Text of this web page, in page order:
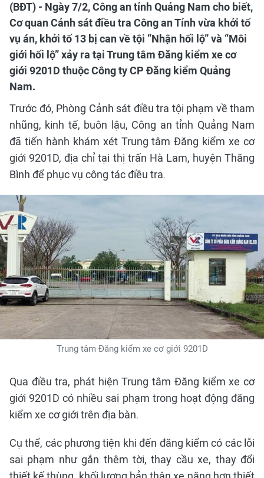
(BĐT) - Ngày 7/2, Công an tỉnh Quảng Nam cho biết,
Cơ quan Cảnh sát điều tra Công an Tỉnh vừa khởi tố
vụ án, khởi tố 13 bị can về tội “Nhận hối lộ” và “Môi
giới hối lộ” xảy ra tại Trung tâm Đăng kiểm xe cơ
giới 9201D thuộc Công ty CP Đăng kiểm Quảng
Nam.
Trước đó, Phòng Cảnh sát điều tra tội phạm về tham
nhũng, kinh tế, buôn lậu, Công an tỉnh Quảng Nam
đã tiến hành khám xét Trung tâm Đăng kiểm xe cơ
giới 9201D, địa chỉ tại thị trấn Hà Lam, huyện Thăng
Bình để phục vụ công tác điều tra.
Trung tâm Đăng kiểm xe cơ giới 9201D
Qua điều tra, phát hiện Trung tâm Đăng kiểm xe cơ
giới 9201D có nhiều sai phạm trong hoạt động đăng
kiểm xe cơ giới trên địa bàn.
Cụ thể, các phương tiện khi đến đăng kiểm có các lỗi
sai phạm như gắn thêm tời, thay cầu xe, thay đổi